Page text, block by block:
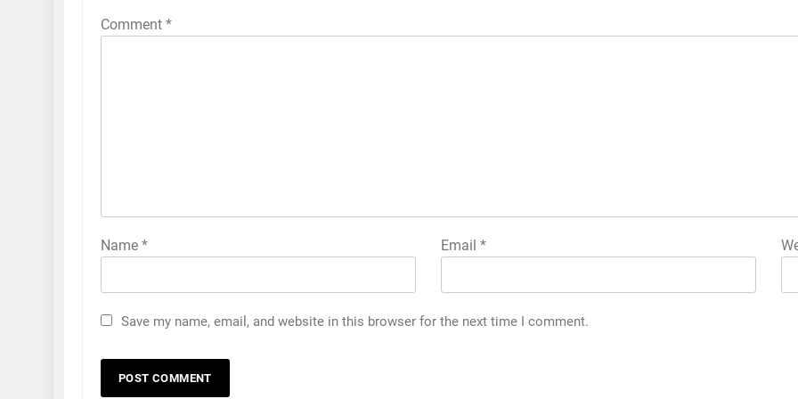
Comment *
Name * Email*
Save my name, email, and website in this browser for the next time I comment.